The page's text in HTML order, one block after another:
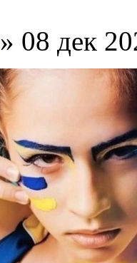
» 08 дек